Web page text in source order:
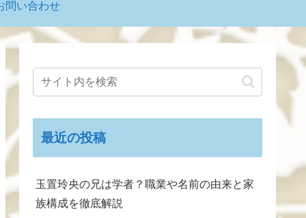
問い合わせ
最近の投稿
玉置玲央の兄は学者？職業や名前の由来と家
族構成を徹底解説